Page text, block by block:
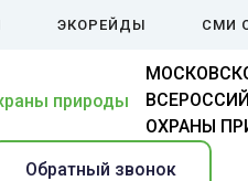
ЭКОРЕЙДЫ СМИ
ОХРАНЫ
Обратный звонок